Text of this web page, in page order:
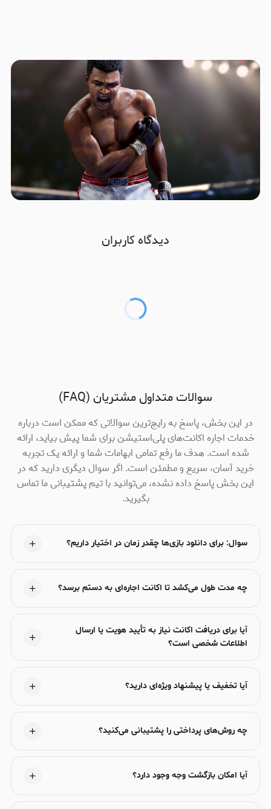
دیدگاه کاربران
سوالات متداول مشتریان (FAQ)
در این بخش، پاسخ به رایج‌ترین سوالاتی که ممکن است درباره
خدمات اجاره اکانت‌های پلی‌استیشن برای شما پیش بیاید، ارائه
شده است. هدف ما رفع تمامی ابهامات شما و ارائه یک تجربه
خرید آسان، سریع و مطمئن است. اگر سوال دیگری دارید که در
این بخش پاسخ داده نشده، می‌توانید با تیم پشتیبانی ما تماس
بگیرید.
سوال: برای دانلود بازی‌ها چقدر زمان در اختیار داریم؟
چه مدت طول می‌کشد تا اکانت اجاره‌ای به دستم برسد؟
آیا برای دریافت اکانت نیاز به تأیید هویت یا ارسال
اطلاعات شخصی است؟
آیا تخفیف یا پیشنهاد ویژه‌ای دارید؟
چه روش‌های پرداختی را پشتیبانی می‌کنید؟
آیا امکان بازگشت وجه وجود دارد؟